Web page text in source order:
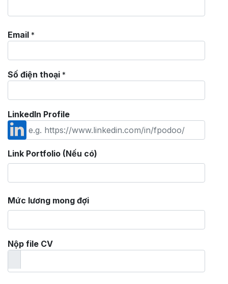
Email *
Số điện thoại *
LinkedIn Profile
Link Portfolio (Nếu có)
Mức lương mong đợi
Nộp file CV